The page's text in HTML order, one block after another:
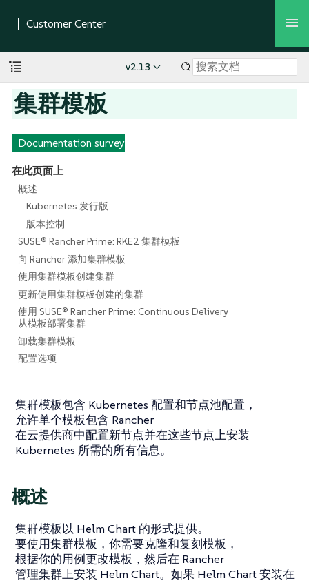
v2.13
集群模板
Documentation survey
在此页面上
概述
Kubernetes 发行版
版本控制
SUSE® Rancher Prime: RKE2 集群模板
向 Rancher 添加集群模板
使用集群模板创建集群
更新使用集群模板创建的集群
使用 SUSE® Rancher Prime: Continuous Delivery
从模板部署集群
卸载集群模板
配置选项
集群模板包含 Kubernetes 配置和节点池配​​置，
允许单个模板包含 Rancher
在云提供商中配置新节点并在这些节点上安装
Kubernetes 所需的所有信息。
概述
集群模板以 Helm Chart 的形式提供。
要使用集群模板，你需要克隆和复刻模板，
根据你的用例更改模板，然后在 Rancher
管理集群上安装 Helm Chart。如果 Helm Chart 安装在